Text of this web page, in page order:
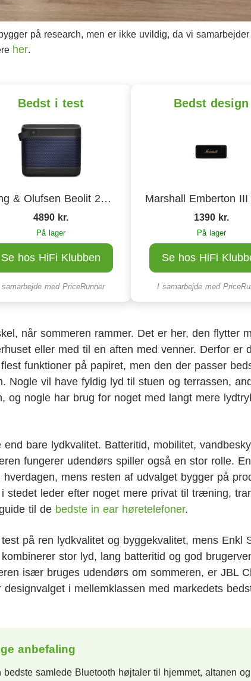
på research, men er ikke uvildig, da vi
her.
Bedst i test
Bang & Olufsen Beolit 20 Black Anthracite
4890 kr.
På lager
Se hos HiFi Klubben
med PriceRunner
Bedst design
1390 kr.
På lager
Se hos HiFi
I samarbejde med
når sommeren rammer. Det er her, den flytter
eller med til en aften med venner. Derfor er
funktioner på papiret, men den der passer
Nogle vil have fyldig lyd til stuen og terrassen,
og nogle har brug for noget med langt mere
bare lydkvalitet. Batteritid, mobilitet,
fungerer udendørs spiller også en stor rolle.
mens resten af udvalget bygger på
stedet leder efter noget mere privat til træning,
til de bedste in ear høretelefoner.
på ren lydkvalitet og byggekvalitet, mens Enkl
stor lyd, lang batteritid og god
især bruges udendørs om sommeren, er JBL
i mellemklassen med markedets
anbefaling
samlede Bluetooth højtaler til hjemmet, altanen og